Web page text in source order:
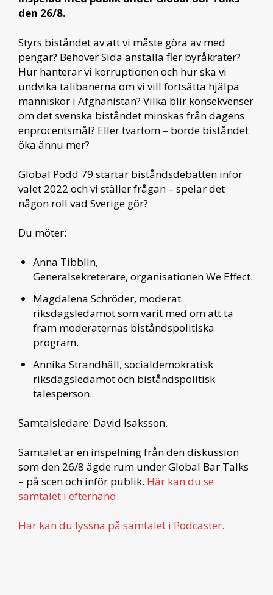
den 26/8.
Styrs biståndet av att vi måste göra av med
pengar? Behöver Sida anställa fler byråkrater?
Hur hanterar vi korruptionen och hur ska vi
undvika talibanerna om vi vill fortsätta hjälpa
människor i Afghanistan? Vilka blir konsekvenser
om det svenska biståndet minskas från dagens
enprocentsmål? Eller tvärtom – borde biståndet
öka ännu mer?
Global Podd 79 startar biståndsdebatten inför
valet 2022 och vi ställer frågan – spelar det
någon roll vad Sverige gör?
Du möter:
Anna Tibblin,
Generalsekreterare, organisationen We Effect.
Magdalena Schröder, moderat
riksdagsledamot som varit med om att ta
fram moderaternas biståndspolitiska
program.
Annika Strandhäll, socialdemokratisk
riksdagsledamot och biståndspolitisk
talesperson.
Samtalsledare: David Isaksson.
Samtalet är en inspelning från den diskussion
som den 26/8 ägde rum under Global Bar Talks
– på scen och inför publik. Här kan du se
samtalet i efterhand.
Här kan du lyssna på samtalet i Podcaster.